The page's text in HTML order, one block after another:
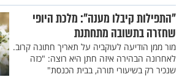
"התפילות קיבלו מענה": מלכת היופי
שחזרה בתשובה מתחתנת
מור ממן הודיעה לעוקביה על תאריך חתונה קרוב.
לאחרונה הבהירה איזה חתן היא רוצה: "כזה
שנכיר רק בשיעורי תורה, בבית הכנסת"